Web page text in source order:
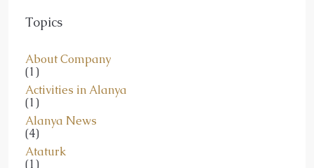
(1)
Activities in Alanya
(1)
Alanya News
(4)
Ataturk
(1)